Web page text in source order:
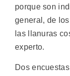
porque son
general, de
las llanuras
experto.
Dos